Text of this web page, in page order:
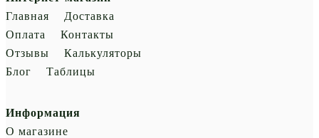
Главная
Доставка
Оплата
Контакты
Отзывы
Калькуляторы
Блог
Таблицы
Информация
О магазине